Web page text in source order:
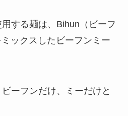
する麺は、Bihun（ビーフ
ックスした ビーフンミー
ーフンだけ、ミーだけと